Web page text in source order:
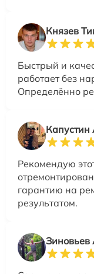
Князев
Быстрый и
работает без
Определённо
Капустин
Рекомендую
гарантию на
результатом.
Зиновьев